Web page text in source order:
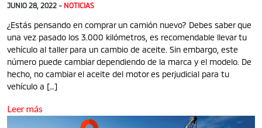
JUNIO 28, 2022 - NOTICIAS
¿Estás pensando en comprar un camión nuevo? Debes saber que
una vez pasado los 3.000 kilómetros, es recomendable llevar tu
vehículo al taller para un cambio de aceite. Sin embargo, este
número puede cambiar dependiendo de la marca y el modelo. De
hecho, no cambiar el aceite del motor es perjudicial para tu
vehículo a […]
Leer más